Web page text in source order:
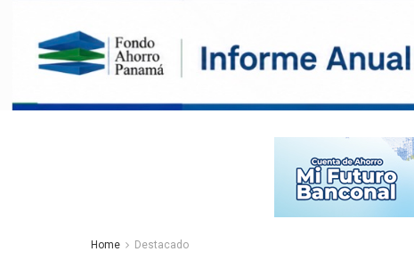
Home Destacado